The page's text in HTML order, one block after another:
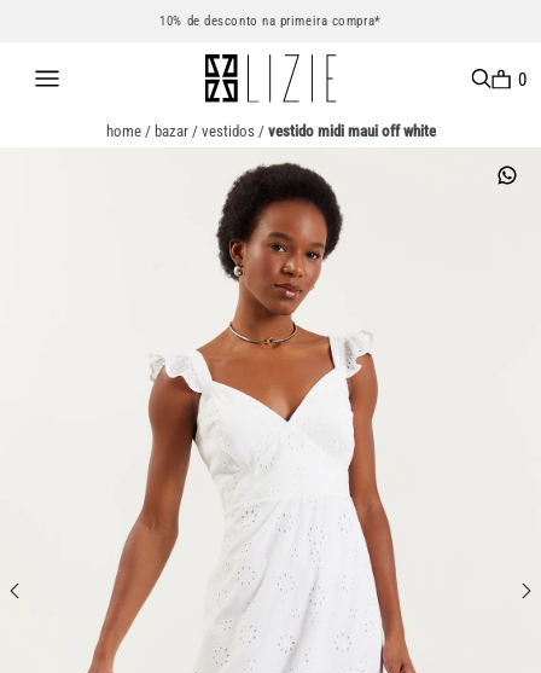
10% de desconto na primeira compra*
0
home/ bazar/ vestidos/ vestido midi maui off white